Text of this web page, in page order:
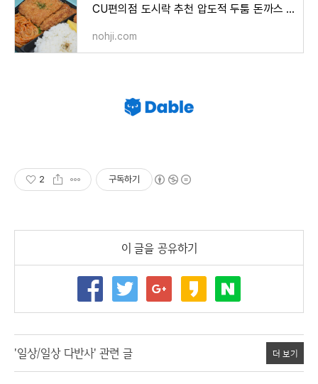
CU편의점 도시락 추천 압도적 두툼 돈까스 정식 후기
nohji.com
2 구독하기
이 글을 공유하기
'일상/일상 다반사' 관련 글 더 보기